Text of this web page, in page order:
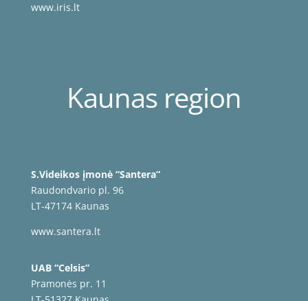
www.iris.lt
Kaunas region
S.Videikos įmonė “Santera”
Raudondvario pl. 96
LT-47174 Kaunas
www.santera.lt
UAB “Celsis”
Pramonės pr. 11